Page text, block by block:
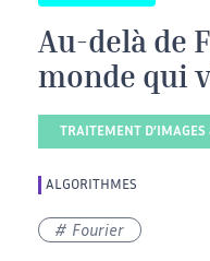
Au-delà de
monde qui
TRAITEMENT D’IMAGES
ALGORITHMES
Fourier